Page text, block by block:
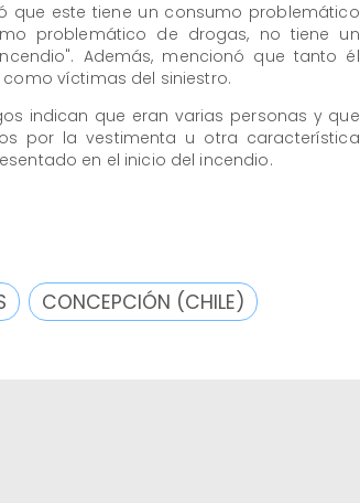
que este tiene un consumo problemático
problemático de drogas, no tiene un
Además, mencionó que tanto él
víctimas del siniestro.
indican que eran varias personas y que
por la vestimenta u otra característica
en el inicio del incendio.
CONCEPCIÓN (CHILE)